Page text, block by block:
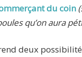
du coin
qu’on aura
deux